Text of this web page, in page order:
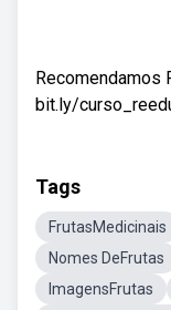
Recomendamos
bit.ly/
Tags
FrutasMedicinais
Nomes DeFrutas
ImagensFrutas